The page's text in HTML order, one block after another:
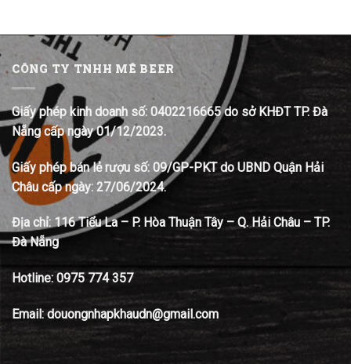
CÔNG TY TNHH MÊ BEER
Giấy phép kinh doanh số: 0402216665 do sở KHĐT TP. Đà
Nẵng cấp ngày 01/12/2023.
Giấy phép bán lẻ rượu số: 09/GP-PKT do UBND Quận Hải
Châu cấp ngày: 27/06/2024.
Địa chỉ: 116 Tiểu La – P. Hòa Thuận Tây – Q. Hải Châu – TP.
Đà Nẵng
Hotline: 0975 774 357
Email: douongnhapkhaudn@gmail.com